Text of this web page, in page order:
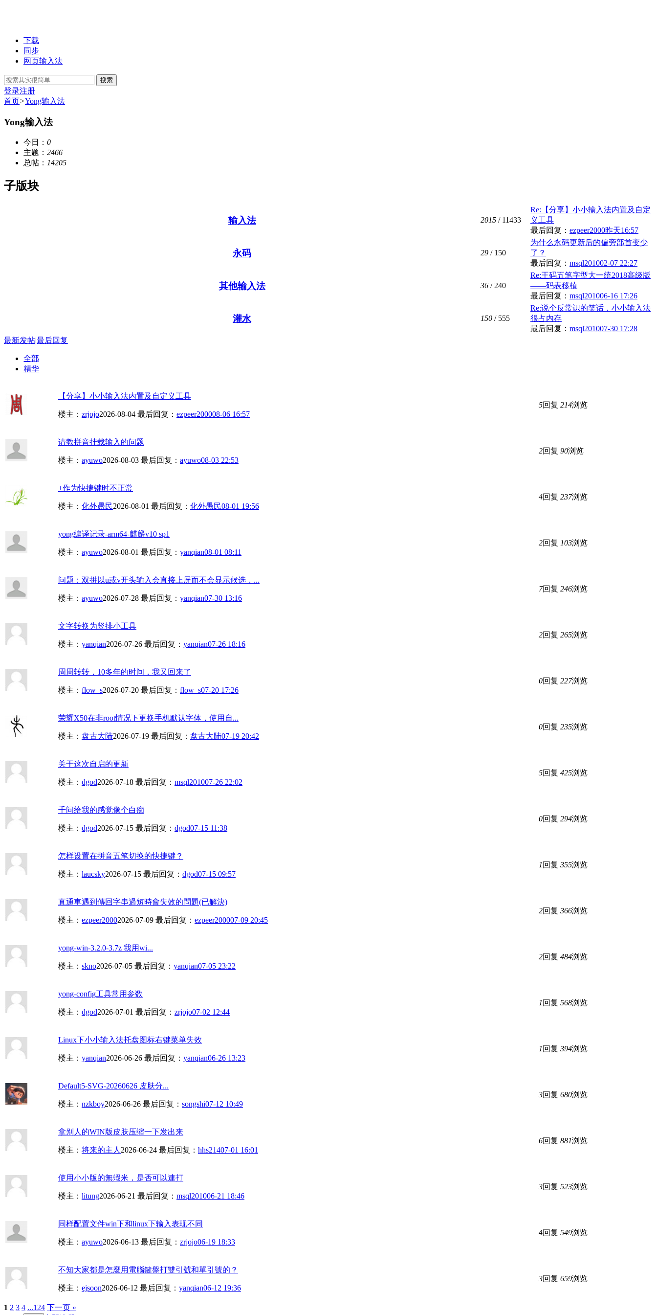
下载
同步
网页输入法
搜索
登录注册
首页>Yong输入法
Yong输入法
今日： 0
主题： 2466
总帖： 14205
子版块
输入法 2015 / 11433
Re:【分享】小小输入法内置及自定
义工具
最后回复： ezpeer2000昨天16:57
永码 29 / 150
为什么永码更新后的偏旁部首变少
了？
最后回复： msql201002-07 22:27
其他输入法 36 / 240
Re:王码五笔字型大一统2018高级版
——码表移植
最后回复： msql201006-16 17:26
灌水 150 / 555
Re:说个反常识的笑话，小小输入法
很占内存
最后回复： msql201007-30 17:28
最新发帖|最后回复
全部
精华
【分享】小小输入法内置及自定义工具
楼主： zrjojo2026-08-04 最后回复： ezpeer200008-06 16:57
5回复 214浏览
请教拼音挂载输入的问题
楼主： ayuwo2026-08-03 最后回复： ayuwo08-03 22:53
2回复 90浏览
+作为快捷键时不正常
楼主： 化外愚民2026-08-01 最后回复： 化外愚民08-01 19:56
4回复 237浏览
yong编译记录-arm64-麒麟v10 sp1
楼主： ayuwo2026-08-01 最后回复： yanqian08-01 08:11
2回复 103浏览
问题：双拼以u或v开头输入会直接上屏而不会显示候选，...
楼主： ayuwo2026-07-28 最后回复： yanqian07-30 13:16
7回复 246浏览
文字转换为竖排小工具
楼主： yanqian2026-07-26 最后回复： yanqian07-26 18:16
2回复 265浏览
周周转转，10多年的时间，我又回来了
楼主： flow_s2026-07-20 最后回复： flow_s07-20 17:26
0回复 227浏览
荣耀X50在非root情况下更换手机默认字体，使用自...
楼主： 盘古大陆2026-07-19 最后回复： 盘古大陆07-19 20:42
0回复 235浏览
关于这次自启的更新
楼主： dgod2026-07-18 最后回复： msql201007-26 22:02
5回复 425浏览
千问给我的感觉像个白痴
楼主： dgod2026-07-15 最后回复： dgod07-15 11:38
0回复 294浏览
怎样设置在拼音五笔切换的快捷键？
楼主： laucsky2026-07-15 最后回复： dgod07-15 09:57
1 回复 355浏览
直通車遇到傳回字串過短時會失效的問題(已解決)
楼主： ezpeer20002026-07-09 最后回复： ezpeer200007-09 20:45
2回复 366浏览
yong-win-3.2.0-3.7z 我用wi...
楼主： skno2026-07-05 最后回复： yanqian07-05 23:22
2回复 484浏览
yong-config工具常用参数
楼主： dgod2026-07-01 最后回复： zrjojo07-02 12:44
1 回复 568浏览
Linux下小小输入法托盘图标右键菜单失效
楼主： yanqian2026-06-26 最后回复： yanqian06-26 13:23
1 回复 394浏览
Default5-SVG-20260626 皮肤分...
楼主： nzkboy2026-06-26 最后回复： songshi07-12 10:49
3回复 680浏览
拿别人的WIN版皮肤压缩一下发出来
楼主： 将来的主人 2026-06-24 最后回复： hhs21407-01 16:01
6回复 881浏览
使用小小版的無蝦米，是否可以連打
楼主： litung2026-06-21 最后回复： msql201006-21 18:46
3回复 523浏览
同样配置文件win下和linux下输入表现不同
楼主： ayuwo2026-06-13 最后回复： zrjojo06-19 18:33
4回复 549浏览
不知大家都是怎麼用電腦鍵盤打雙引號和單引號的？
楼主： ejsoon2026-06-12 最后回复： yanqian06-12 19:36
3回复 659浏览
1 2 3 4 ...124 下一页 »